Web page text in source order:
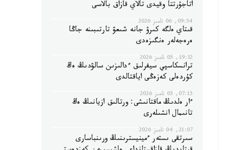
اتاجۇرتتا وقيدى تالاي قازاق بالاسى
09:54, 06 تامىز 2026
قىتاي ەلگە كىرۋ جانە شىعۋ تارتىبىنە جاڭا
ەرەجەلەر ەنگىزەدى
19:32, 05 تامىز 2026
ترانسكاسپي سيفرلىق ءدالىزىن سالۋدىڭ ەڭ
كۇردەلى كەزەڭى اياقتالدى
07:15, 05 تامىز 2026
ءار ەلدىڭ ماقتانىشى: ورتالىق ازيانىڭ ەڭ
تانىمال انشىلەرى
21:07, 04 تامىز 2026
سىرتقى ىستەر ءمينيسترىنىڭ ورىنباسارى